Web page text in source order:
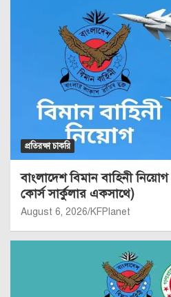
প্রতিরক্ষা চাকরি
বাংলাদেশ বিমান বাহিনী
কোর্স সার্কুলার একসাথে)
August 6, 2026 KFPlanet